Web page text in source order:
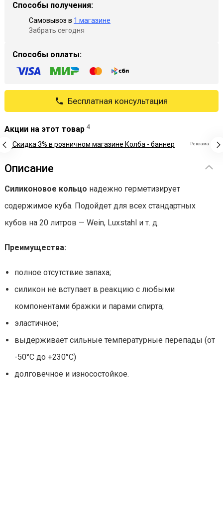
Способы получения:
Самовывоз в 1 магазине
Забрать сегодня
Способы оплаты:
Бесплатная консультация
Акции на этот товар 4
Реклама
Описание
Силиконовое кольцо надежно герметизирует
содержимое куба. Подойдет для всех стандартных
кубов на 20 литров — Wein, Luxstahl и т. д.
Преимущества:
полное отсутствие запаха;
силикон не вступает в реакцию с любыми
компонентами бражки и парами спирта;
эластичное;
выдерживает сильные температурные перепады (от
-50°С до +230°С)
долговечное и износостойкое.